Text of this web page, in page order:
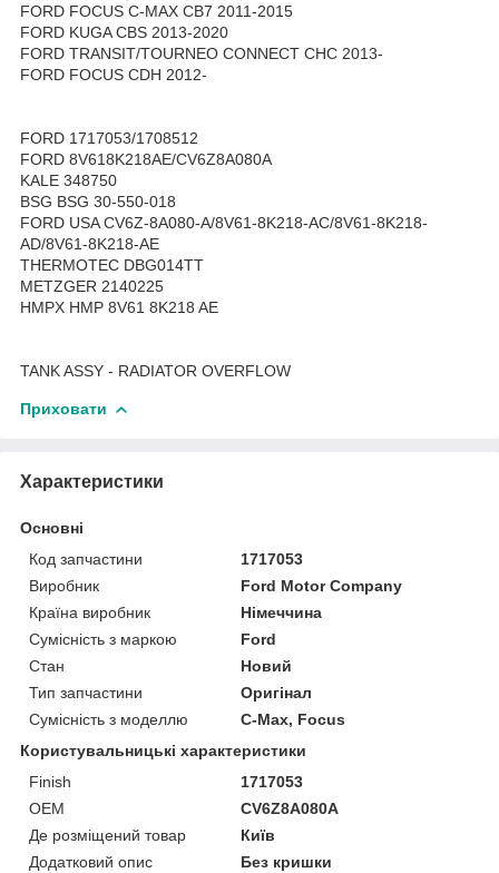
FORD FOCUS C-MAX CB7 2011-2015
FORD KUGA CBS 2013-2020
FORD TRANSIT/TOURNEO CONNECT CHC 2013-
FORD FOCUS CDH 2012-
FORD 1717053/1708512
FORD 8V618K218AE/CV6Z8A080A
KALE 348750
BSG BSG 30-550-018
FORD USA CV6Z-8A080-A/8V61-8K218-AC/8V61-8K218-
AD/8V61-8K218-AE
THERMOTEC DBG014TT
METZGER 2140225
HMPX HMP 8V61 8K218 AE
TANK ASSY - RADIATOR OVERFLOW
Приховати
Характеристики
Основні
Код запчастини
1717053
Виробник
Ford Motor Company
Країна виробник
Німеччина
Сумісність з маркою
Ford
Стан
Новий
Тип запчастини
Оригінал
Сумісність з моделлю
C-Max, Focus
Користувальницькі характеристики
Finish
1717053
OEM
CV6Z8A080A
Де розміщений товар
Київ
Додатковий опис
Без кришки